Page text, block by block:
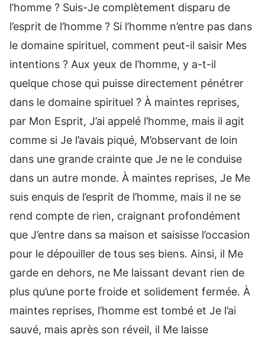
l’homme ? Suis-Je complètement disparu de
l’esprit de l’homme ? Si l’homme n’entre pas dans
le domaine spirituel, comment peut-il saisir Mes
intentions ? Aux yeux de l’homme, y a-t-il
quelque chose qui puisse directement pénétrer
dans le domaine spirituel ? À maintes reprises,
par Mon Esprit, J’ai appelé l’homme, mais il agit
comme si Je l’avais piqué, M’observant de loin
dans une grande crainte que Je ne le conduise
dans un autre monde. À maintes reprises, Je Me
suis enquis de l’esprit de l’homme, mais il ne se
rend compte de rien, craignant profondément
que J’entre dans sa maison et saisisse l’occasion
pour le dépouiller de tous ses biens. Ainsi, il Me
garde en dehors, ne Me laissant devant rien de
plus qu’une porte froide et solidement fermée. À
maintes reprises, l’homme est tombé et Je l’ai
sauvé, mais après son réveil, il Me laisse